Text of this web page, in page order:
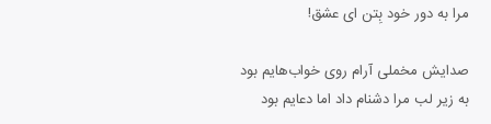
مرا به دور خود بِتن ای عشق!
صدایش مخملی آرام روی خواب‌هایم بود
به زیر لب مرا دشنام داد اما دعایم بود